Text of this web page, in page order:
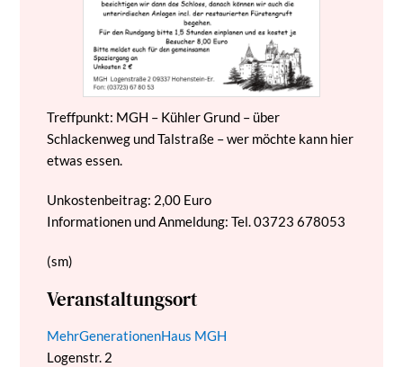
Treffpunkt: MGH – Kühler Grund – über
Schlackenweg und Talstraße – wer möchte kann hier
etwas essen.
Unkostenbeitrag: 2,00 Euro
Informationen und Anmeldung: Tel. 03723 678053
(sm)
Veranstaltungsort
MehrGenerationenHaus MGH
Logenstr. 2